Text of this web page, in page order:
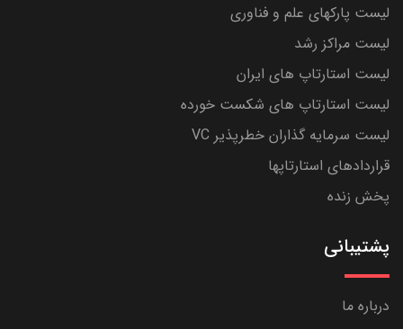
لیست پارکهای علم و فناوری
لیست مراکز رشد
لیست استارتاپ های ایران
لیست استارتاپ های شکست خورده
لیست سرمایه گذاران خطرپذیر VC
قراردادهای استارتاپها
پخش زنده
پشتیبانی
درباره ما